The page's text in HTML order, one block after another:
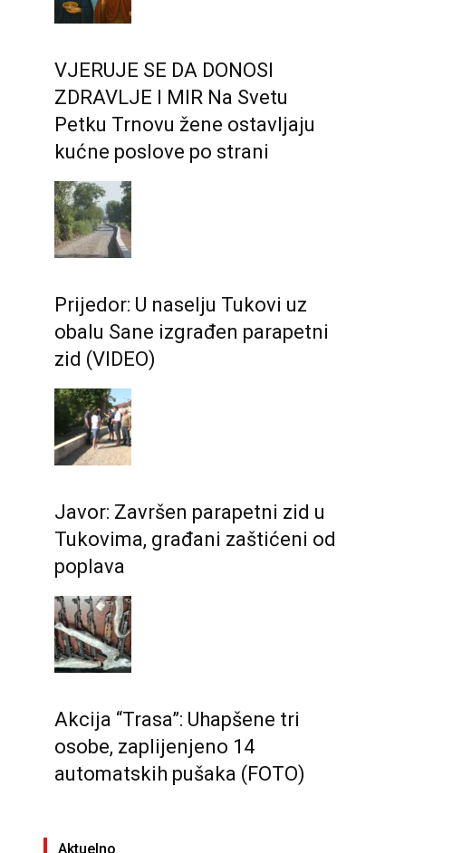
VJERUJE SE DA DONOSI
ZDRAVLJE I MIR Na Svetu
Petku Trnovu žene ostavljaju
kućne poslove po strani
Prijedor: U naselju Tukovi uz
obalu Sane izgrađen parapetni
zid (VIDEO)
Javor: Završen parapetni zid u
Tukovima, građani zaštićeni od
poplava
Akcija “Trasa”: Uhapšene tri
osobe, zaplijenjeno 14
automatskih pušaka (FOTO)
Aktuelno